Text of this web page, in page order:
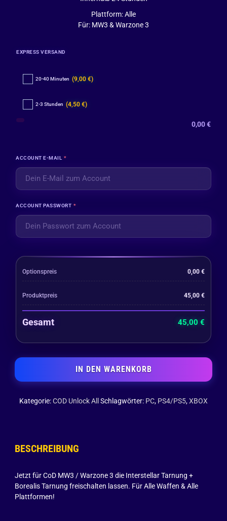
Plattform: Alle
Für: MW3 & Warzone 3
EXPRESS VERSAND
20-40 Minuten (9,00 €)
2-3 Stunden (4,50 €)
0,00€
ACCOUNT E-MAIL *
ACCOUNT PASSWORT *
Optionspreis 0,00 €
Produktpreis 45,00 €
Gesamt 45,00 €
IN DEN WARENKORB
Kategorie:COD Unlock AllSchlagwörter: PC, PS4/PS5,XBOX
BESCHREIBUNG
Jetzt für CoD MW3 / Warzone 3 die Interstellar Tarnung +
Borealis Tarnung freischalten lassen. Für Alle Waffen & Alle
Plattformen!